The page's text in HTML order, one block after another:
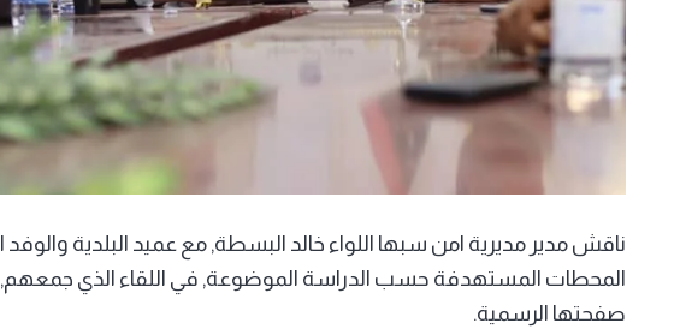
ناقش مدير مديرية امن سبها اللواء خالد البسطة, مع عميد البلدية والوفد
المحطات المستهدفة حسب الدراسة الموضوعة, في اللقاء الذي جمعهم,
صفحتها الرسمية.